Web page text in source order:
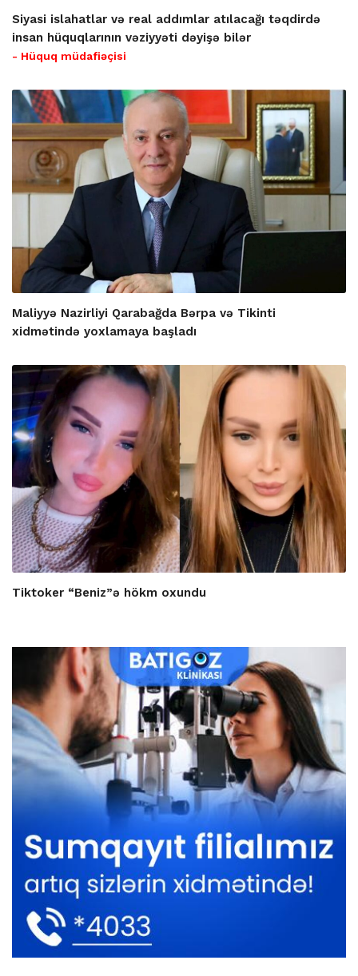
Siyasi islahatlar və real addımlar atılacağı təqdirdə
insan hüquqlarının vəziyyəti dəyişə bilər
- Hüquq müdafiəçisi
Maliyyə Nazirliyi Qarabağda Bərpa və Tikinti
xidmətində yoxlamaya başladı
Tiktoker “Beniz”ə hökm oxundu